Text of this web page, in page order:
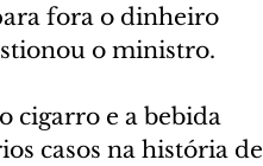
fora o dinheiro
o ministro.
cigarro e a bebida
casos na história de